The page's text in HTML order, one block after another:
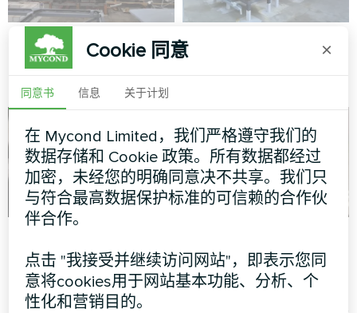
商业设施
艺术品设计风机盘管玻璃系列
的展厅
MyCond 恒温器可确保精确的
Cookie 同意 ×
同意书 信息 关于计划
在 Mycond Limited，我们严格遵守我们的
数据存储和 Cookie 政策。所有数据都经过
加密，未经您的明确同意决不共享。我们只
与符合最高数据保护标准的可信赖的合作伙
伴合作。
点击 "我接受并继续访问网站"，即表示您同
意将cookies用于网站基本功能、分析、个
性化和营销目的。